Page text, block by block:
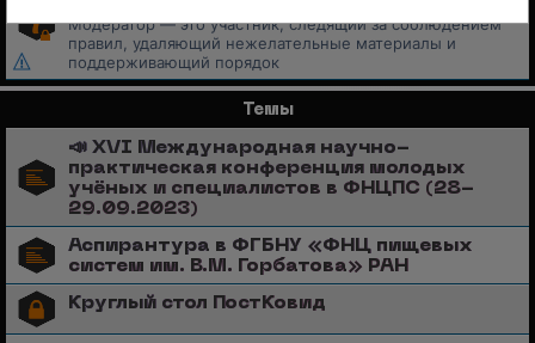
Модератор — это участник, следящий за соблюдением
правил, удаляющий нежелательные материалы и
поддерживающий порядок
Темы
📣 XVI Международная научно-
практическая конференция молодых
учёных и специалистов в ФНЦПС (28-
29.09.2023)
Аспирантура в ФГБНУ «ФНЦ пищевых
систем им. В.М. Горбатова» РАН
Круглый стол ПостКовид